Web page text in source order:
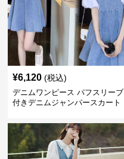
¥6,120 (税込)
デニムワンピース パフスリーブ
付きデニムジャンパースカート